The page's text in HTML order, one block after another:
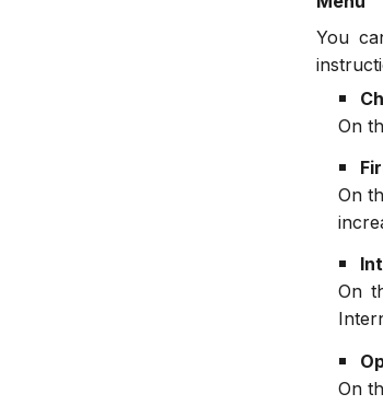
You
On
On
On
On